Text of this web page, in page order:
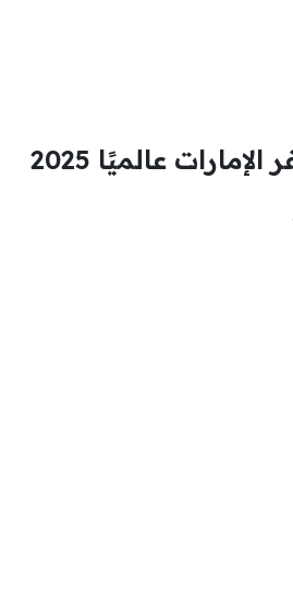
عالميًا 2025